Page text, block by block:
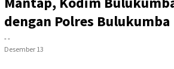
dengan Polres Bulukumba
- -
Desember 13